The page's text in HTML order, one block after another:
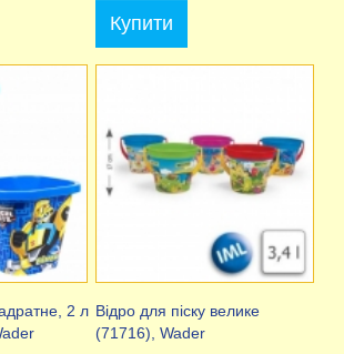
Купити
2 л Відро для піску велике
(71716), Wader